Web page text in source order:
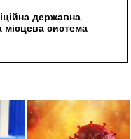
державна
місцева система